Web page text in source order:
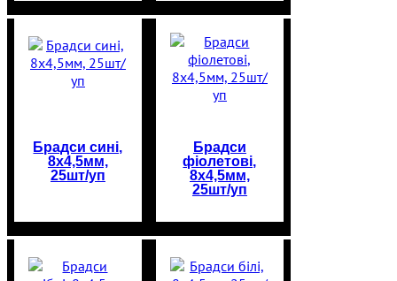
Брадси сині,
8х4,5мм,
25шт/уп
Брадси
фіолетові,
8х4,5мм,
25шт/уп